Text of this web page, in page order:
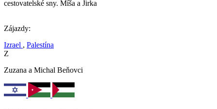
cestovatelské sny. Míša a Jirka
Zájazdy:
Izrael , Palestína
Z
Zuzana a Michal Beňovci